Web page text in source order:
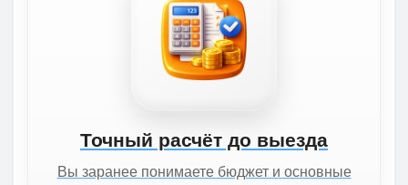
Точный расчёт до выезда
Вы заранее понимаете бюджет и основные